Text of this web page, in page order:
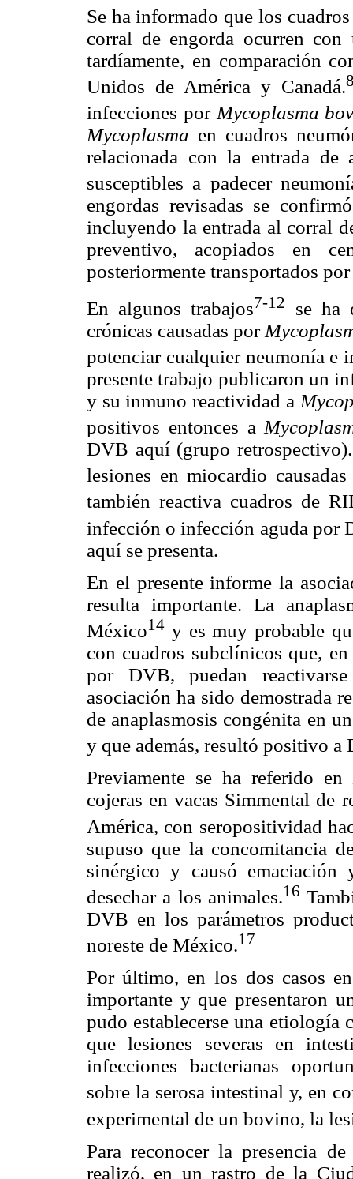
Se ha informado que los
corral de engorda ocurren
tardíamente, en comparación
Unidos de América y Canadá.
infecciones por Mycoplasma
Mycoplasma en cuadros
relacionada con la entrada de
susceptibles a padecer
engordas revisadas se
incluyendo la entrada al corral
preventivo, acopiados en
posteriormente transportados
En algunos trabajos7-12
se ha
crónicas causadas por
potenciar cualquier neumonía e
presente trabajo publicaron un
y su inmuno reactividad a
positivos entonces a
DVB aquí (grupo
lesiones en miocardio
también reactiva cuadros de
infección o infección aguda por
aquí se presenta.
En el presente informe la
resulta importante. La
México14 y es muy probable
con cuadros subclínicos que,
por DVB, puedan
asociación ha sido demostrada
de anaplasmosis congénita en
y que además, resultó positivo a
Previamente se ha referido
cojeras en vacas Simmental de
América, con seropositividad
supuso que la concomitancia
sinérgico y causó
desechar a los animales.16
DVB en los parámetros
noreste de México.17
Por último, en los dos casos
importante y que presentaron
pudo establecerse una etiología
que lesiones severas en
infecciones bacterianas
sobre la serosa intestinal y, en
experimental de un bovino, la
Para reconocer la presencia
realizó, en un rastro de la